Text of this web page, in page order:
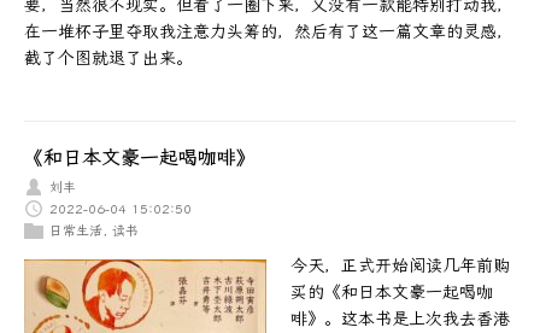
要，当然很不现实。但看了一圈下来，又没有一款能特别打动我，
在一堆杯子里夺取我注意力头筹的，然后有了这一篇文章的灵感，
截了个图就退了出来。
《和日本文豪一起喝咖啡》
刘丰
2022-06-04 15:02:50
日常生活
读书
今天，正式开始阅读几年前购
买的《和日本文豪一起喝咖
啡》。这本书是上次我去香港